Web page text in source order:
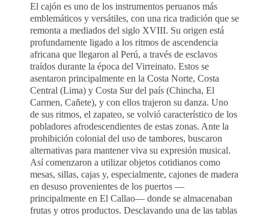
El cajón es uno de los instrumentos peruanos más
emblemáticos y versátiles, con una rica tradición que se
remonta a mediados del siglo XVIII. Su origen está
profundamente ligado a los ritmos de ascendencia
africana que llegaron al Perú, a través de esclavos
traídos durante la época del Virreinato. Estos se
asentaron principalmente en la Costa Norte, Costa
Central (Lima) y Costa Sur del país (Chincha, El
Carmen, Cañete), y con ellos trajeron su danza. Uno
de sus ritmos, el zapateo, se volvió característico de los
pobladores afrodescendientes de estas zonas. Ante la
prohibición colonial del uso de tambores, buscaron
alternativas para mantener viva su expresión musical.
Así comenzaron a utilizar objetos cotidianos como
mesas, sillas, cajas y, especialmente, cajones de madera
en desuso provenientes de los puertos —
principalmente en El Callao— donde se almacenaban
frutas y otros productos. Desclavando una de las tablas